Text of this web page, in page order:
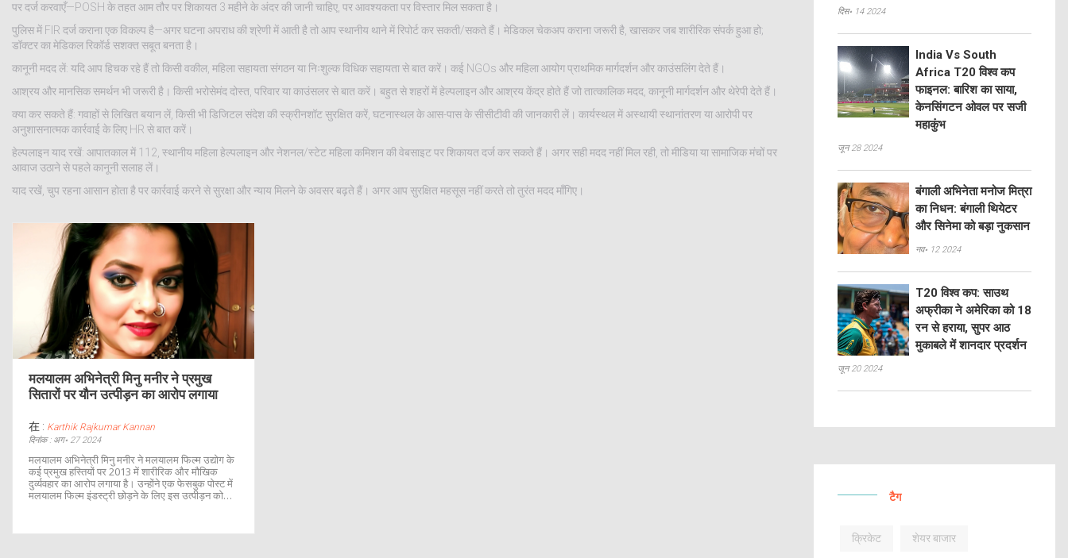
पर दर्ज करवाएँ—POSH के तहत आम तौर पर शिकायत 3 महीने के अंदर की जानी चाहिए, पर आवश्यकता पर विस्तार मिल सकता है।
पुलिस में FIR दर्ज कराना एक विकल्प है—अगर घटना अपराध की श्रेणी में आती है तो आप स्थानीय थाने में रिपोर्ट कर सकती/सकते हैं। मेडिकल चेकअप कराना जरूरी है, खासकर जब शारीरिक संपर्क हुआ हो;
डॉक्टर का मेडिकल रिकॉर्ड सशक्त सबूत बनता है।
कानूनी मदद लें: यदि आप हिचक रहे हैं तो किसी वकील, महिला सहायता संगठन या निःशुल्क विधिक सहायता से बात करें। कई NGOs और महिला आयोग प्राथमिक मार्गदर्शन और काउंसलिंग देते हैं।
आश्रय और मानसिक समर्थन भी जरूरी है। किसी भरोसेमंद दोस्त, परिवार या काउंसलर से बात करें। बहुत से शहरों में हेल्पलाइन और आश्रय केंद्र होते हैं जो तात्कालिक मदद, कानूनी मार्गदर्शन और थेरेपी देते हैं।
क्या कर सकते हैं: गवाहों से लिखित बयान लें, किसी भी डिजिटल संदेश की स्क्रीनशॉट सुरक्षित करें, घटनास्थल के आस-पास के सीसीटीवी की जानकारी लें। कार्यस्थल में अस्थायी स्थानांतरण या आरोपी पर
अनुशासनात्मक कार्रवाई के लिए HR से बात करें।
हेल्पलाइन याद रखें: आपातकाल में 112, स्थानीय महिला हेल्पलाइन और नेशनल/स्टेट महिला कमिशन की वेबसाइट पर शिकायत दर्ज कर सकते हैं। अगर सही मदद नहीं मिल रही, तो मीडिया या सामाजिक मंचों पर
आवाज उठाने से पहले कानूनी सलाह लें।
याद रखें, चुप रहना आसान होता है पर कार्रवाई करने से सुरक्षा और न्याय मिलने के अवसर बढ़ते हैं। अगर आप सुरक्षित महसूस नहीं करते तो तुरंत मदद माँगिए।
मलयालम अभिनेत्री मिनु मनीर ने प्रमुख
सितारों पर यौन उत्पीड़न का आरोप लगाया
在 : Karthik Rajkumar Kannan
दिनांक : अग॰ 27 2024
मलयालम अभिनेत्री मिनु मनीर ने मलयालम फिल्म उद्योग के
कई प्रमुख हस्तियों पर 2013 में शारीरिक और मौखिक
दुर्व्यवहार का आरोप लगाया है। उन्होंने एक फेसबुक पोस्ट में
मलयालम फिल्म इंडस्ट्री छोड़ने के लिए इस उत्पीड़न को
दिस॰ 14 2024
India Vs South
Africa T20 विश्व कप
फाइनल: बारिश का साया,
केनसिंगटन ओवल पर सजी
महाकुंभ
जून 28 2024
बंगाली अभिनेता मनोज मित्रा
का निधन: बंगाली थियेटर
और सिनेमा को बड़ा नुकसान
नव॰ 12 2024
T20 विश्व कप: साउथ
अफ्रीका ने अमेरिका को 18
रन से हराया, सुपर आठ
मुकाबले में शानदार प्रदर्शन
जून 20 2024
टैग
क्रिकेट शेयर बाजार